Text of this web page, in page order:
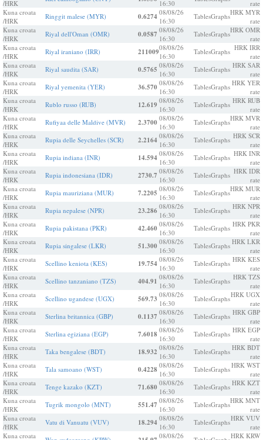
/HRK
16:30
rate
Kuna croata
/HRK
Ringgit malese (MYR) 0.6274 08/08/26
16:30
TablesGraphsHRK MYR
rate
Kuna croata
/HRK
Riyal dell'Oman (OMR) 0.0587 08/08/26
16:30
TablesGraphsHRK OMR
rate
Kuna croata
/HRK
Riyal iraniano (IRR) 21100908/08/26
16:30
TablesGraphs HRK IRR
rate
Kuna croata
/HRK
Riyal saudita (SAR) 0.5765 08/08/26
16:30
TablesGraphs HRK SAR
rate
Kuna croata
/HRK
Riyal yemenita (YER) 36.570 08/08/26
16:30
TablesGraphs HRK YER
rate
Kuna croata
/HRK
Rublo russo (RUB) 12.619 08/08/26
16:30
TablesGraphs HRK RUB
rate
Kuna croata
/HRK
Rufiyaa delle Maldive (MVR) 2.3700 08/08/26
16:30
TablesGraphsHRK MVR
rate
Kuna croata
/HRK
Rupia delle Seychelles (SCR) 2.2164 08/08/26
16:30
TablesGraphs HRK SCR
rate
Kuna croata
/HRK
Rupia indiana (INR) 14.594 08/08/26
16:30
TablesGraphs HRK INR
rate
Kuna croata
/HRK
Rupia indonesiana (IDR) 2730.7 08/08/26
16:30
TablesGraphs HRK IDR
rate
Kuna croata
/HRK
Rupia mauriziana (MUR) 7.2205 08/08/26
16:30
TablesGraphsHRK MUR
rate
Kuna croata
/HRK
Rupia nepalese (NPR) 23.286 08/08/26
16:30
TablesGraphs HRK NPR
rate
Kuna croata
/HRK
Rupia pakistana (PKR) 42.460 08/08/26
16:30
TablesGraphs HRK PKR
rate
Kuna croata
/HRK
Rupia singalese (LKR) 51.300 08/08/26
16:30
TablesGraphs HRK LKR
rate
Kuna croata
/HRK
Scellino keniota (KES) 19.754 08/08/26
16:30
TablesGraphs HRK KES
rate
Kuna croata
/HRK
Scellino tanzaniano (TZS) 404.91 08/08/26
16:30
TablesGraphs HRK TZS
rate
Kuna croata
/HRK
Scellino ugandese (UGX) 569.73 08/08/26
16:30
TablesGraphsHRK UGX
rate
Kuna croata
/HRK
Sterlina britannica (GBP) 0.1137 08/08/26
16:30
TablesGraphs HRK GBP
rate
Kuna croata
/HRK
Sterlina egiziana (EGP) 7.6018 08/08/26
16:30
TablesGraphs HRK EGP
rate
Kuna croata
/HRK
Taka bengalese (BDT) 18.932 08/08/26
16:30
TablesGraphs HRK BDT
rate
Kuna croata
/HRK
Tala samoano (WST) 0.4228 08/08/26
16:30
TablesGraphsHRK WST
rate
Kuna croata
/HRK
Tenge kazako (KZT) 71.680 08/08/26
16:30
TablesGraphs HRK KZT
rate
Kuna croata
/HRK
Tugrik mongolo (MNT) 551.47 08/08/26
16:30
TablesGraphsHRK MNT
rate
Kuna croata
/HRK
Vatu di Vanuatu (VUV) 18.294 08/08/26
16:30
TablesGraphsHRK VUV
rate
Kuna croata
08/08/26 HRK KRW